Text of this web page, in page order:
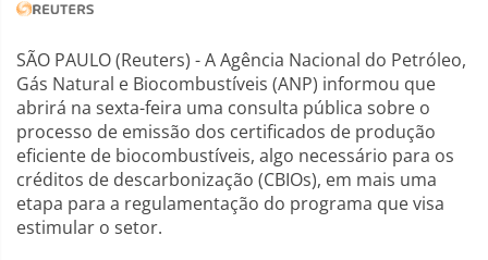
SÃO PAULO (Reuters) - A Agência Nacional do Petróleo,
Gás Natural e Biocombustíveis (ANP) informou que
abrirá na sexta-feira uma consulta pública sobre o
processo de emissão dos certificados de produção
eficiente de biocombustíveis, algo necessário para os
créditos de descarbonização (CBIOs), em mais uma
etapa para a regulamentação do programa que visa
estimular o setor.